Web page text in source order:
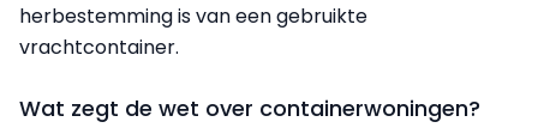
herbestemming is van een gebruikte
vrachtcontainer.
Wat zegt de wet over containerwoningen?